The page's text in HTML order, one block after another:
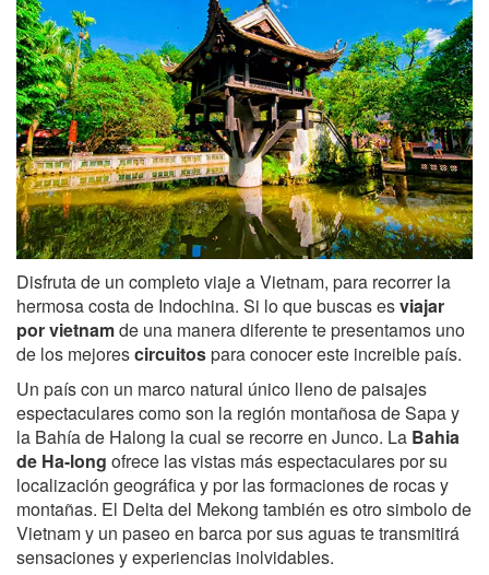
Disfruta de un completo viaje a Vietnam, para recorrer la
hermosa costa de Indochina. Si lo que buscas esviajar
por vietnamde una manera diferente te presentamos uno
de los mejorescircuitospara conocer este increible país.
Un país con un marco natural único lleno de paisajes
espectaculares como son la región montañosa de Sapa y
la Bahía de Halong la cual se recorre en Junco. La Bahia
de Ha-long ofrece las vistas más espectaculares por su
localización geográfica y por las formaciones de rocas y
montañas. El Delta del Mekong también es otro simbolo de
Vietnam y un paseo en barca por sus aguas te transmitirá
sensaciones y experiencias inolvidables.